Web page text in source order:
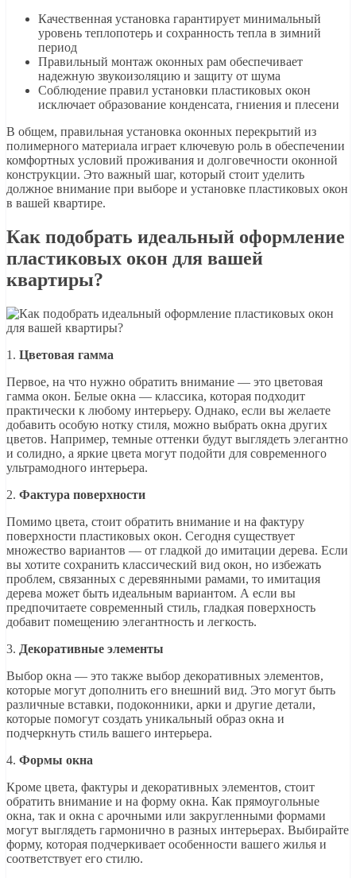
Качественная установка гарантирует минимальный
уровень теплопотерь и сохранность тепла в зимний
период
Правильный монтаж оконных рам обеспечивает
надежную звукоизоляцию и защиту от шума
Соблюдение правил установки пластиковых окон
исключает образование конденсата, гниения и плесени
В общем, правильная установка оконных перекрытий из
полимерного материала играет ключевую роль в обеспечении
комфортных условий проживания и долговечности оконной
конструкции. Это важный шаг, который стоит уделить
должное внимание при выборе и установке пластиковых окон
в вашей квартире.
Как подобрать идеальный оформление
пластиковых окон для вашей
квартиры?
1. Цветовая гамма
Первое, на что нужно обратить внимание — это цветовая
гамма окон. Белые окна — классика, которая подходит
практически к любому интерьеру. Однако, если вы желаете
добавить особую нотку стиля, можно выбрать окна других
цветов. Например, темные оттенки будут выглядеть элегантно
и солидно, а яркие цвета могут подойти для современного
ультрамодного интерьера.
2. Фактура поверхности
Помимо цвета, стоит обратить внимание и на фактуру
поверхности пластиковых окон. Сегодня существует
множество вариантов — от гладкой до имитации дерева. Если
вы хотите сохранить классический вид окон, но избежать
проблем, связанных с деревянными рамами, то имитация
дерева может быть идеальным вариантом. А если вы
предпочитаете современный стиль, гладкая поверхность
добавит помещению элегантность и легкость.
3. Декоративные элементы
Выбор окна — это также выбор декоративных элементов,
которые могут дополнить его внешний вид. Это могут быть
различные вставки, подоконники, арки и другие детали,
которые помогут создать уникальный образ окна и
подчеркнуть стиль вашего интерьера.
4. Формы окна
Кроме цвета, фактуры и декоративных элементов, стоит
обратить внимание и на форму окна. Как прямоугольные
окна, так и окна с арочными или закругленными формами
могут выглядеть гармонично в разных интерьерах. Выбирайте
форму, которая подчеркивает особенности вашего жилья и
соответствует его стилю.